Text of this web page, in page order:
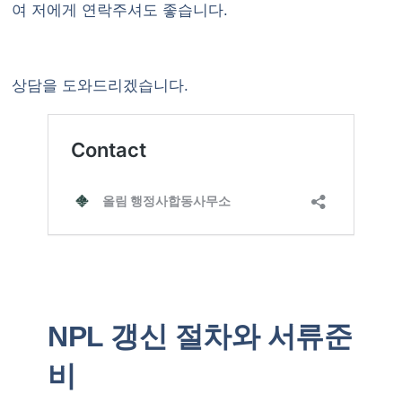
여 저에게 연락주셔도 좋습니다.
상담을 도와드리겠습니다.
NPL 갱신 절차와 서류준
비